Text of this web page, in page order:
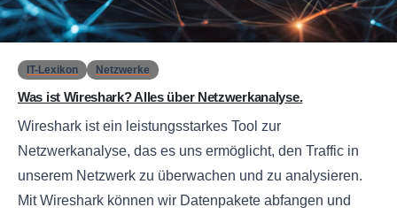
0
IT-Lexikon Netzwerke
Was ist Wireshark? Alles über Netzwerkanalyse.
Wireshark ist ein leistungsstarkes Tool zur
Netzwerkanalyse, das es uns ermöglicht, den Traffic in
unserem Netzwerk zu überwachen und zu analysieren.
Mit Wireshark können wir Datenpakete abfangen und